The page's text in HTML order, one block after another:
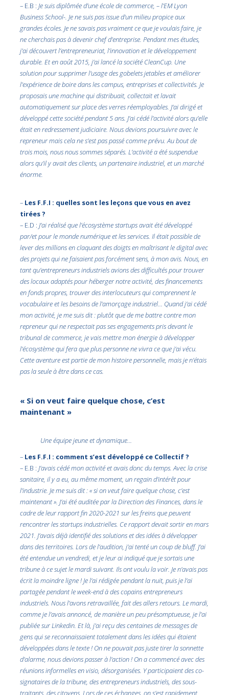
– E.B :Je suis diplômée d’une école de commerce, – l’EM Lyon
Business School-. Je ne suis pas issue d’un milieu propice aux
grandes écoles. Je ne savais pas vraiment ce que je voulais faire, je
ne cherchais pas à devenir chef d’entreprise. Pendant mes études,
j’ai découvert l’entrepreneuriat, l’innovation et le développement
durable. Et en août 2015, j’ai lancé la société CleanCup. Une
solution pour supprimer l’usage des gobelets jetables et améliorer
l’expérience de boire dans les campus, entreprises et collectivités. Je
proposais une machine qui distribuait, collectait et lavait
automatiquement sur place des verres réemployables. J’ai dirigé et
développé cette société pendant 5 ans. J’ai cédé l’activité alors qu’elle
était en redressement judiciaire. Nous devions poursuivre avec le
repreneur mais cela ne s’est pas passé comme prévu. Au bout de
trois mois, nous nous sommes séparés. L’activité a été suspendue
alors qu’il y avait des clients, un partenaire industriel, et un marché
énorme.
– Les F.F.I : quelles sont les leçons que vous en avez
tirées ?
– E.D :J’ai réalisé que l’écosystème startups avait été développé
par/et pour le monde numérique et les services. Il était possible de
lever des millions en claquant des doigts en maîtrisant le digital avec
des projets qui ne faisaient pas forcément sens, à mon avis. Nous, en
tant qu’entrepreneurs industriels avions des difficultés pour trouver
des locaux adaptés pour héberger notre activité, des financements
en fonds propres, trouver des interlocuteurs qui comprennent le
vocabulaire et les besoins de l’amorçage industriel… Quand j’ai cédé
mon activité, je me suis dit : plutôt que de me battre contre mon
repreneur qui ne respectait pas ses engagements pris devant le
tribunal de commerce, je vais mettre mon énergie à développer
l’écosystème qui fera que plus personne ne vivra ce que j’ai vécu.
Cette aventure est partie de mon histoire personnelle, mais je n’étais
pas la seule à être dans ce cas.
« Si on veut faire quelque chose, c’est
maintenant »
Une équipe jeune et dynamique…
– Les F.F.I : comment s’est développé ce Collectif ?
– E.B :J’avais cédé mon activité et avais donc du temps. Avec la crise
sanitaire, il y a eu, au même moment, un regain d’intérêt pour
l’industrie. Je me suis dit : « si on veut faire quelque chose, c’est
maintenant ». J’ai été auditée par la Direction des Finances, dans le
cadre de leur rapport fin 2020-2021 sur les freins que peuvent
rencontrer les startups industrielles. Ce rapport devait sortir en mars
2021. J’avais déjà identifié des solutions et des idées à développer
dans des territoires. Lors de l’audition, j’ai tenté un coup de bluff. J’ai
été entendue un vendredi, et je leur ai indiqué que je sortais une
tribune à ce sujet le mardi suivant. Ils ont voulu la voir. Je n’avais pas
écrit la moindre ligne ! Je l’ai rédigée pendant la nuit, puis je l’ai
partagée pendant le week-end à des copains entrepreneurs
industriels. Nous l’avons retravaillée, fait des allers retours. Le mardi,
comme je l’avais annoncé, de manière un peu présomptueuse, je l’ai
publiée sur Linkedin. Et là, j’ai reçu des centaines de messages de
gens qui se reconnaissaient totalement dans les idées qui étaient
développées dans le texte ! On ne pouvait pas juste tirer la sonnette
d’alarme, nous devions passer à l’action ! On a commencé avec des
réunions informelles en visio, désorganisées. Y participaient des co-
signataires de la tribune, des entrepreneurs industriels, des sous-
traitants, des citoyens. Lors de ces échanges, on s’est rapidement